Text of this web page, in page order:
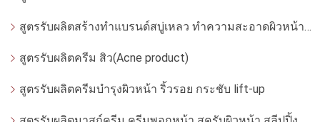
สูตรรับผลิตสร้างทำแบรนด์สบู่เหลว ทำความสะอาดผิวหน้า โฟมล้างหน้า
สูตรรับผลิตครีม สิว(Acne product)
สูตรรับผลิตครีมบำรุงผิวหน้า ริ้วรอย กระชับ lift-up